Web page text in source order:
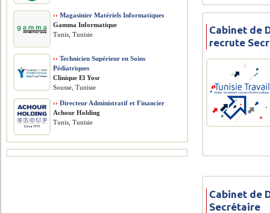
Cabinet de
recrute
Cabinet de
Secrétaire
›› Magasinier Matériels Informatiques
Gamma Informatique
Tunis, Tunisie
›› Technicien Supérieur en Soins
Pédiatriques
Clinique El Yosr
Sousse, Tunisie
›› Directeur Administratif et Financier
Achour Holding
Tunis, Tunisie